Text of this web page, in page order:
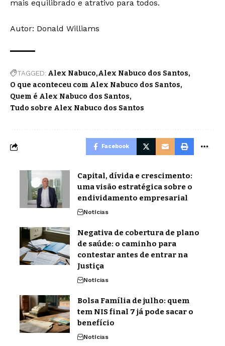
mais equilibrado e atrativo para todos.
Autor: Donald Williams
TAGGED: Alex Nabuco Alex Nabuco dos Santos
O que aconteceu com Alex Nabuco dos Santos
Quem é Alex Nabuco dos Santos
Tudo sobre Alex Nabuco dos Santos
Facebook
Capital, dívida e crescimento:
uma visão estratégica sobre o
endividamento empresarial
Notícias
Negativa de cobertura de plano
de saúde: o caminho para
contestar antes de entrar na
Justiça
Notícias
Bolsa Família de julho: quem
tem NIS final 7 já pode sacar o
benefício
Notícias